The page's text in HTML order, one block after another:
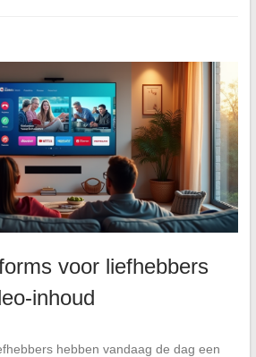
voor liefhebbers
inhoud
hebben vandaag de dag een